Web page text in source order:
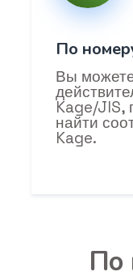
По
Вы
Kage/JIS,
найти
Kage.
По